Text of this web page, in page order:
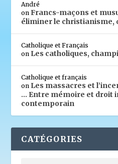
André
onFrancs-maçons et
éliminer le christianisme,
Catholique et Français
on Les catholiques,
Catholique et français
on Les massacres et
… Entre mémoire et droit
contemporain
CATÉGORIES